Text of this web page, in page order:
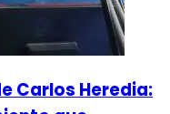
Carlos Heredia: